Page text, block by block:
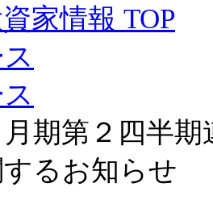
家情報 TOP
月期第２四半
るお知らせ